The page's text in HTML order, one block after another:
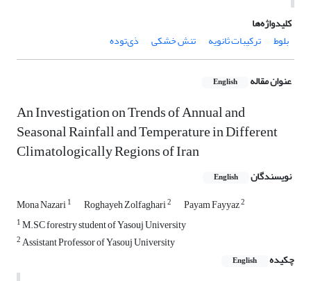
کلیدواژه‌ها
بلوط
ترکیبات ثانویه تنش خشکی‌ ذی‌توده
عنوان مقاله English
An Investigation on Trends of Annual and
Seasonal Rainfall and Temperature in Different
Climatologically Regions of Iran
نویسندگان English
Mona Nazari1 Roghayeh Zolfaghari2 Payam Fayyaz2
1M.SC forestry student of Yasouj University
2Assistant Professor of Yasouj University
چکیده
English